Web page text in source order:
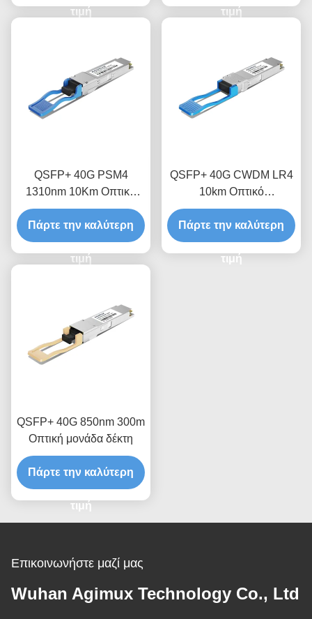
τιμή τιμή
QSFP+ 40G PSM4
1310nm 10Km Οπτική
Μονάδα Πιστολήπτη
Πάρτε την καλύτερη
τιμή
QSFP+ 40G CWDM LR4
10km Οπτικό
πομποδέκτη
Πάρτε την καλύτερη
τιμή
QSFP+ 40G 850nm 300m
Οπτική μονάδα δέκτη
Πάρτε την καλύτερη
τιμή
Επικοινωνήστε μαζί μας
Wuhan Agimux Technology Co., Ltd